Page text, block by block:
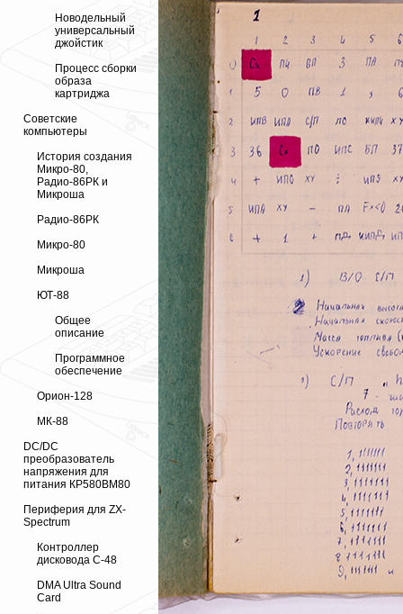
Новодельный
универсальный
джойстик
Процесс сборки
образа
картриджа
Советские
компьютеры
История создания
Микро-80,
Радио-86РК и
Микроша
Радио-86РК
Микро-80
Микроша
ЮТ-88
Общее
описание
Программное
обеспечение
Орион-128
МК-88
DC/DC
преобразователь
напряжения для
питания КР580ВМ80
Периферия для ZX-
Spectrum
Контроллер
дисковода С-48
DMA Ultra Sound
Card